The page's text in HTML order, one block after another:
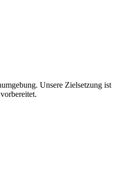
Unsere Zielsetzung ist